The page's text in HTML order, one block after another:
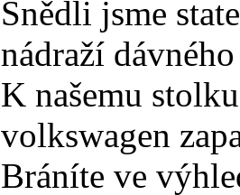
Snědli jsme
nádraží
K našemu
volkswagen
Bráníte ve